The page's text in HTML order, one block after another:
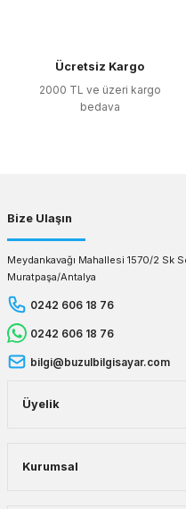
Ücretsiz Kargo
2000 TL ve üzeri kargo
bedava
Bize Ulaşın
Meydankavağı Mahallesi 1570/2 Sk
Muratpaşa/Antalya
0242 606 18 76
0242 606 18 76
bilgi@buzulbilgisayar.com
Üyelik
Kurumsal